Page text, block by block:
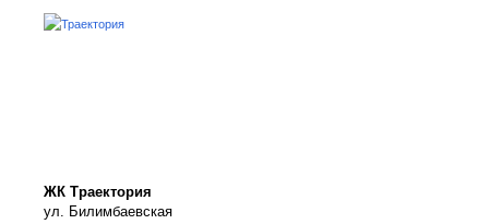
ЖК Траектория
ул. Билимбаевская